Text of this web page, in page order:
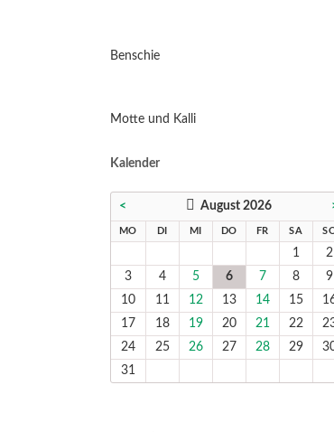
Benschie
Motte und Kalli
Kalender
< August 2026
MO NTAGDI ENSTAG
MI TTWOCH
DO NNERSTAG
FR EITAG
SA
1
2
3
4 5 6 7 8
9
10
11 12 13 14 15
17
18 19 20 21 22
24
25 26 27 28 29
31